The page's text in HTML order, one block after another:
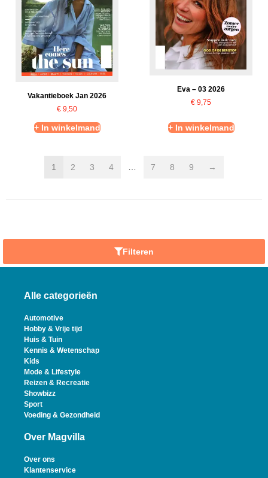
Vakantieboek Jan 2026
€ 9,50
+ In winkelmand
Eva – 03 2026
€ 9,75
+ In winkelmand
1 2 3 4 … 7 8 9 →
Filteren
Alle categorieën
Automotive
Hobby & Vrije tijd
Huis & Tuin
Kennis & Wetenschap
Kids
Mode & Lifestyle
Reizen & Recreatie
Showbizz
Sport
Voeding & Gezondheid
Over Magvilla
Over ons
Klantenservice